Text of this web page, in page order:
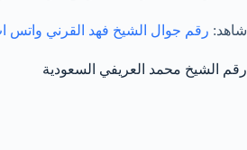
شاهد: رقم جوال الشيخ فهد القرني واتس
رقم الشيخ محمد العريفي السعودية